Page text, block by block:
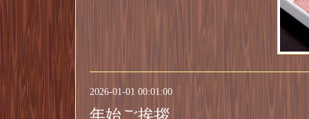
2026-01-01 00:01:00
年始ご挨拶